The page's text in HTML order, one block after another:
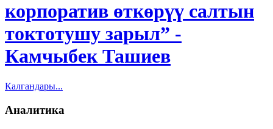
корпоратив өткөрүү салтын
токтотушу зарыл” -
Камчыбек Ташиев
Калгандары...
Аналитика